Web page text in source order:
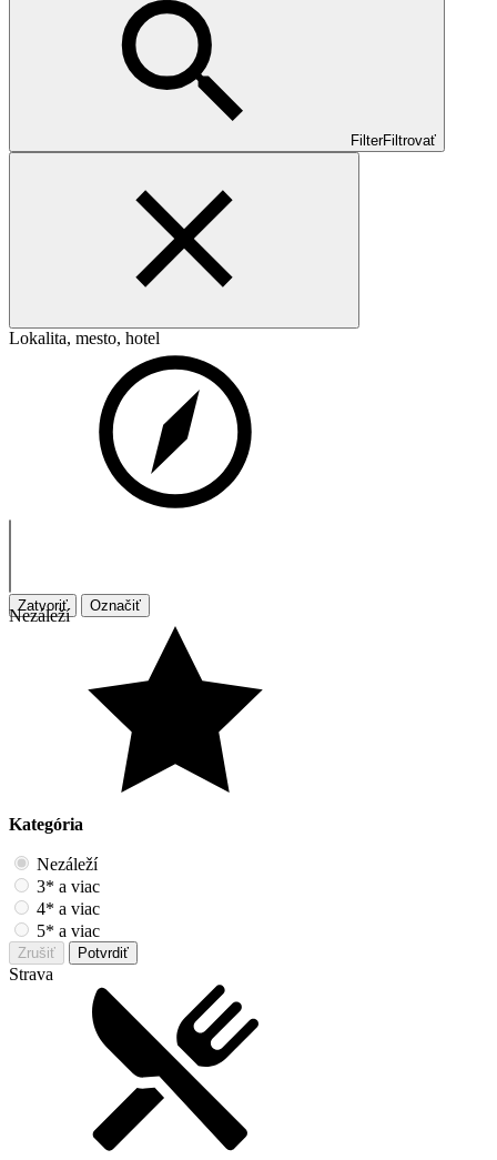
FilterFiltrovať
Lokalita, mesto, hotel
Zatvoriť Označiť
Nezáleží
Kategória
Nezáleží
3* a viac
4* a viac
5* a viac
Zrušiť Potvrdiť
Strava